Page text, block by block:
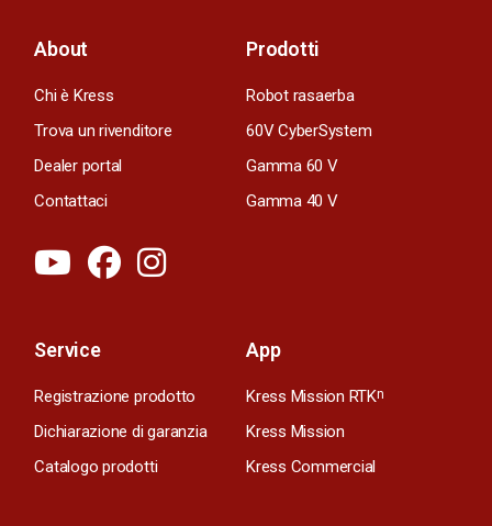
About
Chi è Kress
Trova un rivenditore
Dealer portal
Contattaci
Prodotti
Robot rasaerba
60V CyberSystem
Gamma 60 V
Gamma 40 V
Service
Registrazione prodotto
Dichiarazione di garanzia
Catalogo prodotti
App
Kress Mission RTKn
Kress Mission
Kress Commercial